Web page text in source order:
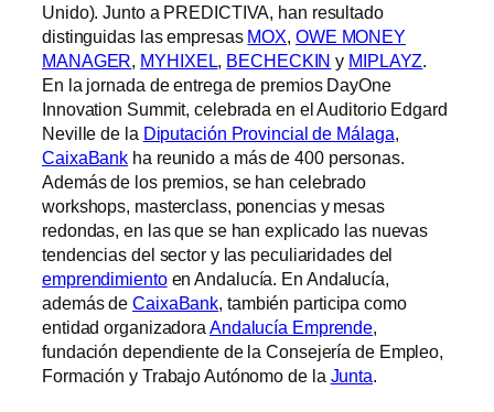
Unido). Junto a PREDICTIVA, han resultado
distinguidas las empresas MOX, OWE MONEY
MANAGER, MYHIXEL, BECHECKIN y MIPLAYZ.
En la jornada de entrega de premios DayOne
Innovation Summit, celebrada en el Auditorio Edgard
Neville de la Diputación Provincial de Málaga,
CaixaBank ha reunido a más de 400 personas.
Además de los premios, se han celebrado
workshops, masterclass, ponencias y mesas
redondas, en las que se han explicado las nuevas
tendencias del sector y las peculiaridades del
emprendimientoen Andalucía. En Andalucía,
además deCaixaBank, también participa como
entidad organizadora Andalucía Emprende,
fundación dependiente de la Consejería de Empleo,
Formación y Trabajo Autónomo de la Junta.